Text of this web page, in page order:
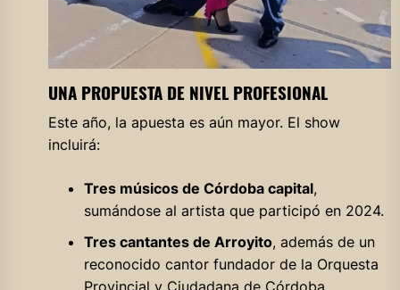
UNA PROPUESTA DE NIVEL PROFESIONAL
Este año, la apuesta es aún mayor. El show
incluirá:
Tres músicos de Córdoba capital,
sumándose al artista que participó en 2024.
Tres cantantes de Arroyito, además de un
reconocido cantor fundador de la Orquesta
Provincial y Ciudadana de Córdoba.